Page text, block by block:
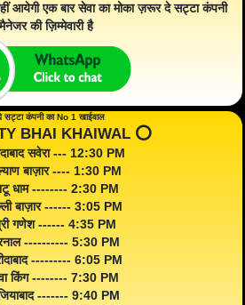
आयेगी एक बार सेवा का मोका ज़रूर दे सट्टा कंपनी
मैनेजर की ज़िम्मेवारी है
सट्टा कंपनी का No 1 खाईवाल
BHAI KHAIWAL ⭕️
सवेरा --- 12:30 PM
बाज़ार ---- 1:30 PM
धाम -------- 2:30 PM
बाज़ार ------ 3:05 PM
गणेश ------ 4:35 PM
---------- 5:30 PM
--------- 6:05 PM
किंग -------- 7:30 PM
------- 9:40 PM